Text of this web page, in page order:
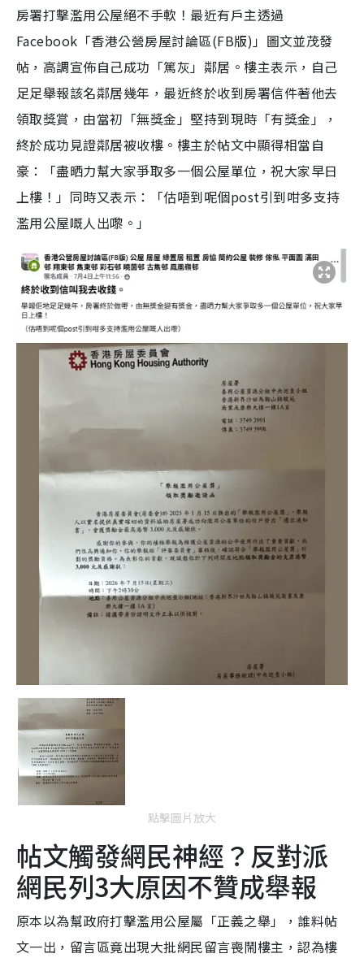
房署打擊濫用公屋絕不手軟！最近有戶主透過
Facebook「香港公營房屋討論區(FB版)」圖文並茂發
帖，高調宣佈自己成功「篤灰」鄰居。樓主表示，自己
足足舉報該名鄰居幾年，最近終於收到房署信件著他去
領取獎賞，由當初「無獎金」堅持到現時「有獎金」，
終於成功見證鄰居被收樓。樓主於帖文中顯得相當自
豪：「盡晒力幫大家爭取多一個公屋單位，祝大家早日
上樓！」同時又表示：「估唔到呢個post引到咁多支持
濫用公屋嘅人出嚟。」
點擊圖片放大
帖文觸發網民神經？反對派
網民列3大原因不贊成舉報
原本以為幫政府打擊濫用公屋屬「正義之舉」，誰料帖
文一出，留言區竟出現大批網民留言喪鬧樓主，認為樓